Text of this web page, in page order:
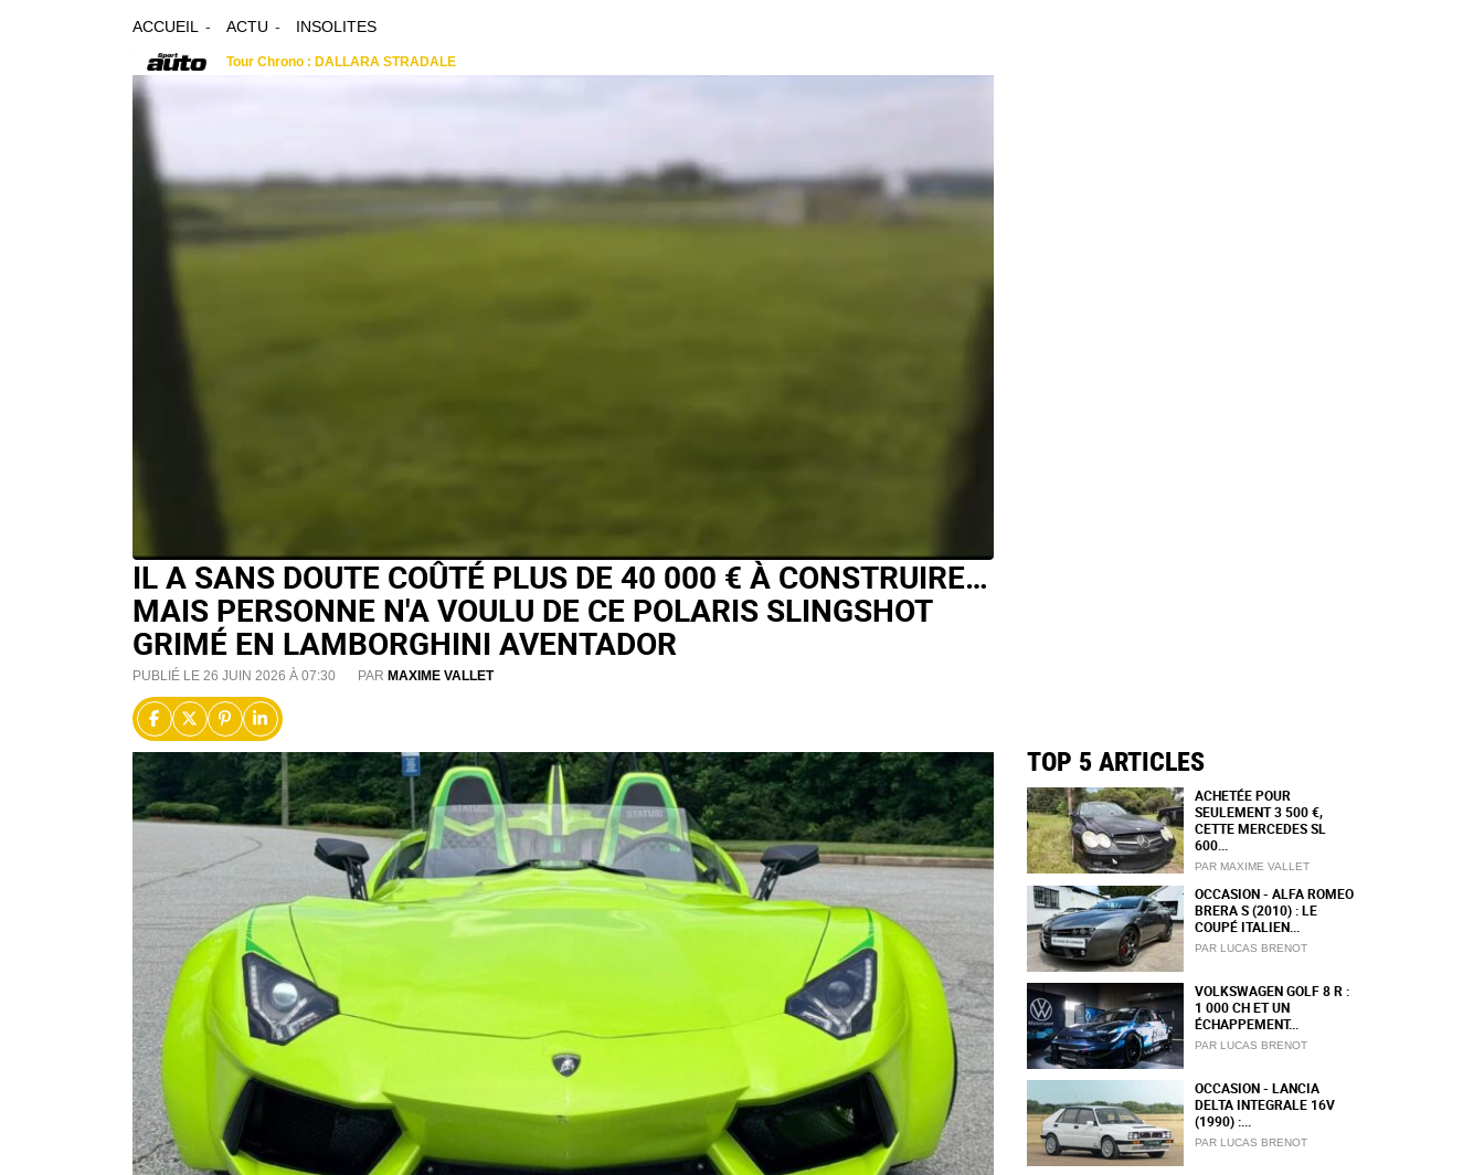
ACCUEIL ACTU INSOLITES
IL A SANS DOUTE COÛTÉ PLUS DE 40 000 € À CONSTRUIRE…
MAIS PERSONNE N'A VOULU DE CE POLARIS SLINGSHOT
GRIMÉ EN LAMBORGHINI AVENTADOR
PUBLIÉ LE 26 JUIN 2026 À 07:30 PAR MAXIME VALLET
TOP 5 ARTICLES
ACHETÉE POUR
SEULEMENT 3 500 €,
CETTE MERCEDES SL
600...
PAR MAXIME VALLET
OCCASION - ALFA ROMEO
BRERA S (2010) : LE
COUPÉ ITALIEN...
PAR LUCAS BRENOT
VOLKSWAGEN GOLF 8 R :
1 000 CH ET UN
ÉCHAPPEMENT...
PAR LUCAS BRENOT
OCCASION - LANCIA
DELTA INTEGRALE 16V
(1990) :...
PAR LUCAS BRENOT